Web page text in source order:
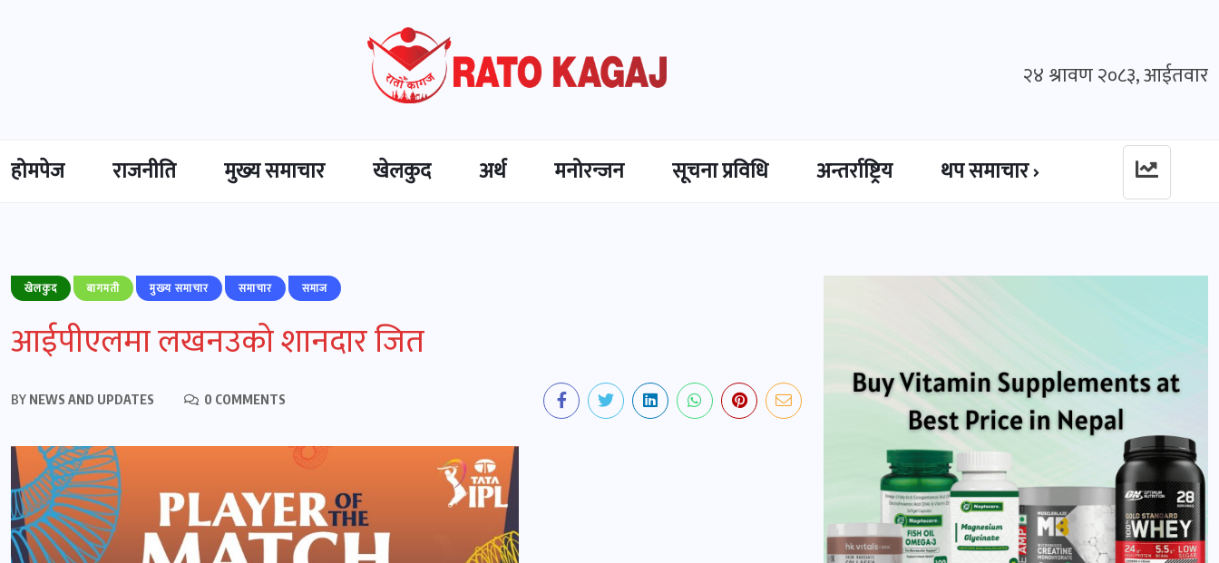
२४ श्रावण २०८३, आईतवार
होमपेज राजनीति मुख्‍य समाचार खेलकुद अर्थ मनोरन्जन सूचना प्रविधि अन्तर्राष्ट्रिय थप समाचार
खेलकुद बागमती मुख्‍य समाचार समाचार समाज
आईपीएलमा लखनउको शानदार जित
BY NEWS AND UPDATES 0 COMMENTS